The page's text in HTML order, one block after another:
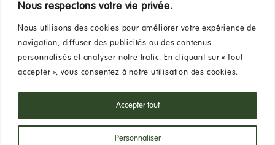
Nous respectons votre vie privée.
Nous utilisons des cookies pour améliorer votre expérience de
navigation, diffuser des publicités ou des contenus
personnalisés et analyser notre trafic. En cliquant sur « Tout
accepter », vous consentez à notre utilisation des cookies.
Personnaliser
Accepter tout
Politique de confidentialité